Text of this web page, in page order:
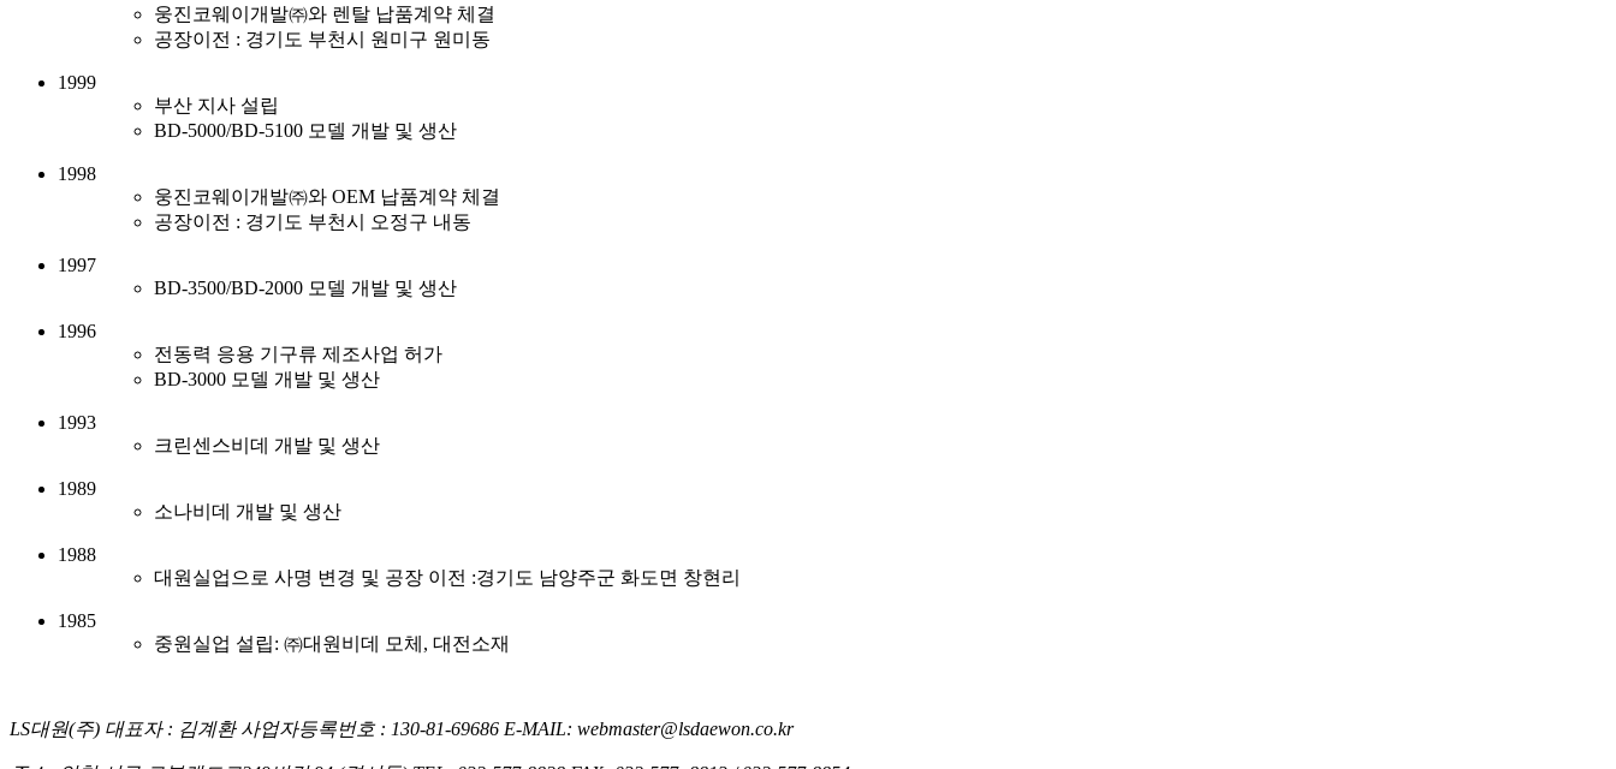
웅진코웨이개발㈜와 렌탈 납품계약 체결
공장이전 : 경기도 부천시 원미구 원미동
1999
부산 지사 설립
BD-5000/BD-5100 모델 개발 및 생산
1998
웅진코웨이개발㈜와 OEM 납품계약 체결
공장이전 : 경기도 부천시 오정구 내동
1997
BD-3500/BD-2000 모델 개발 및 생산
1996
전동력 응용 기구류 제조사업 허가
BD-3000 모델 개발 및 생산
1993
크린센스비데 개발 및 생산
1989
소나비데 개발 및 생산
1988
대원실업으로 사명 변경 및 공장 이전 :경기도 남양주군 화도면 창현리
1985
중원실업 설립: ㈜대원비데 모체, 대전소재
LS대원(주) 대표자 : 김계환 사업자등록번호 : 130-81-69686 E-MAIL: webmaster@lsdaewon.co.kr